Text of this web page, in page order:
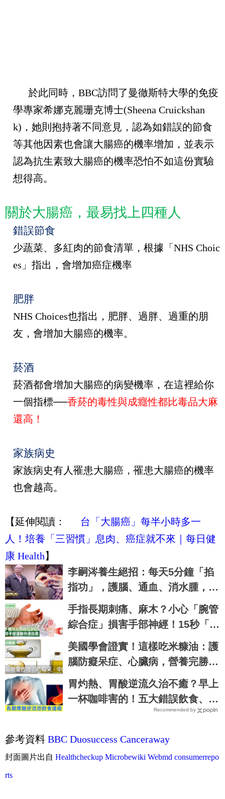
於此同時， BBC訪問了曼徹斯特大學的免疫
學專家希娜克麗珊克博士(Sheena Cruickshan
k) ，她則抱持著不同意見，認為如錯誤的節食
等其他因素也會讓大腸癌的機率增加，並表示
認為抗生素致大腸癌的機率恐怕不如這份實驗
想得高。
關於大腸癌，最易找上四種人
錯誤節食
少蔬菜、多紅肉的節食清單，根據「 NHS Choic
es 」指出，會增加癌症機率
肥胖
NHS Choices也指出，肥胖、過胖、過重的朋
友，會增加大腸癌的機率。
菸酒
菸酒都會增加大腸癌的病變機率，在這裡給你
一個指標──香菸的毒性與成癮性都比毒品大麻
還高！
家族病史
家族病史有人罹患大腸癌，罹患大腸癌的機率
也會越高。
【延伸閱讀：
台「大腸癌」每半小時多一
人！培養「三習慣」息肉、癌症就不來｜每日健
康 Health】
李嗣涔養生絕招：每天5分鐘「掐
指功」，護腦、通血、消水腫，全
身濁氣都清光光了
手指長期刺痛、麻木？小心「腕管
綜合症」損害手部神經！15秒「手
部伸展」這樣練，別讓身體空
「腕」惜！
美國學會證實！這樣吃米糠油：護
腦防癡呆症、心臟病，營養完勝椰
子油｜每日健康 Health
胃灼熱、胃酸逆流久治不癒？早上
一杯咖啡害的！五大錯誤飲食、生
活習慣，害你胃酸翻騰，長期恐致
Recommended by
參考資料 BBC Duosuccess Canceraway
封面圖片出自 Healthcheckup Microbewiki Webmd consumerrepo
rts